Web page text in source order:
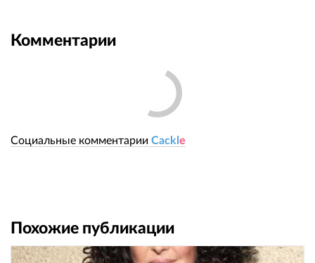
Комментарии
Социальные комментарии Cackl e
Похожие публикации